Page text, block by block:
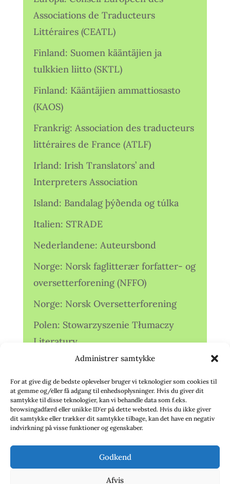
Administrer samtykke
For at give dig de bedste oplevelser bruger vi teknologier som cookies til
at gemme og/eller få adgang til enhedsoplysninger. Hvis du giver dit
samtykke til disse teknologier, kan vi behandle data som f.eks.
browsingadfærd eller unikke ID'er på dette websted. Hvis du ikke giver
dit samtykke eller trækker dit samtykke tilbage, kan det have en negativ
indvirkning på visse funktioner og egenskaber.
Godkend
Afvis
Associations de Traducteurs
Littéraires (CEATL)
Finland: Suomen kääntäjien ja
tulkkien liitto (SKTL)
Finland: Kääntäjien ammattiosasto
(KAOS)
Frankrig: Association des traducteurs
littéraires de France (ATLF)
Irland: Irish Translators’ and
Interpreters Association
Island: Bandalag þýðenda og túlka
Italien: STRADE
Nederlandene: Auteursbond
Norge: Norsk faglitterær forfatter- og
oversetterforening (NFFO)
Norge: Norsk Oversetterforening
Polen: Stowarzyszenie Tłumaczy
Literatury
Storbritannien: Translators
Association (TA)
Sverige: Översättarsektionen (Ö.)
Sverige: Översättarcentrum (ÖC)
deutschsprachiger Übersetzer (VdÜ)